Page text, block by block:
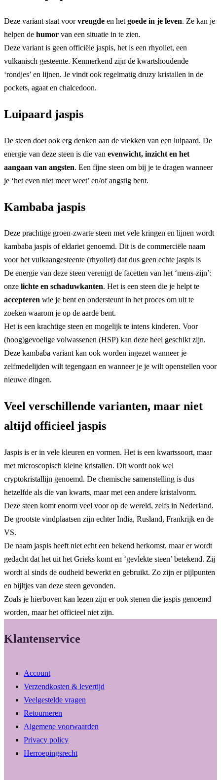
Deze variant staat voorvreugde en het goede in je leven. Ze kan je
helpen de humor van een situatie in te zien.
Deze variant is geen officiële jaspis, het is een rhyoliet, een
vulkanisch gesteente. Kenmerkend zijn de kwartshoudende
‘rondjes’ en lijnen. Je vindt ook regelmatig druzy kristallen in de
pockets, agaat en chalcedoon.
Luipaard jaspis
De steen doet ook erg denken aan de vlekken van een luipaard. De
energie van deze steen is die van evenwicht, inzicht en het
aangaan van angsten. Een fijne steen om bij je te dragen wanneer
je ‘het even niet meer weet’ en/of angstig bent.
Kambaba jaspis
Deze prachtige groen-zwarte steen met vele kringen en lijnen wordt
kambaba jaspis of eldariet genoemd. Dit is de commerciële naam
voor het vulkaangesteente (rhyoliet) dat dus geen echte jaspis is
De energie van deze steen verenigt de facetten van het ‘mens-zijn’:
onze lichte en schaduwkanten. Het is een steen die je helpt te
accepteren wie je bent en ondersteunt in het proces om uit te
zoeken waarom je op de aarde bent.
Het is een krachtige steen en mogelijk te intens kinderen. Voor
(hoog)gevoelige volwassenen (HSP) kan deze heel geschikt zijn.
Deze kambaba variant kan ook worden ingezet wanneer je
zelfmedelijden wilt tegengaan en wanneer je je wilt openstellen voor
nieuwe dingen.
Veel verschillende varianten, maar niet
altijd officieel jaspis
Jaspis is er in vele kleuren en vormen. Het is een kwartssoort, maar
met microscopisch kleine kristallen. Dit wordt ook wel
cryptokristallijn genoemd. De chemische samenstelling is dus
hetzelfde als die van kwarts, maar met een andere kristalvorm.
Deze steen komt enorm veel voor op de wereld, zelfs in Nederland.
De grootste vindplaatsen zijn echter India, Rusland, Frankrijk en de
VS.
De naam jaspis heeft niet echt een bekend herkomst, maar er wordt
gedacht dat het uit het Grieks komt en ‘gevlekte steen’ betekend. Zij
wordt al sinds de oudheid bewerkt en gebruikt. Zo zijn er pijlpunten
en bijltjes van deze steen gevonden.
Zoals je hierboven kan lezen zijn er ook stenen die jaspis genoemd
worden, maar het officieel niet zijn.
Klantenservice
Account
Verzendkosten & levertijd
Veelgestelde vragen
Retourneren
Algemene voorwaarden
Privacy policy
Herroepingsrecht